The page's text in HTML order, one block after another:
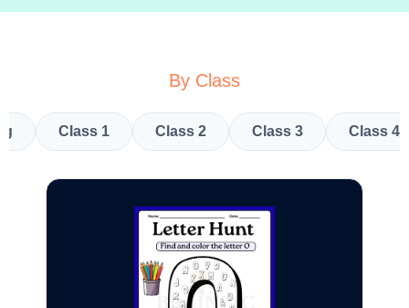
By Class
Class 1 Class 2 Class 3 Class 4